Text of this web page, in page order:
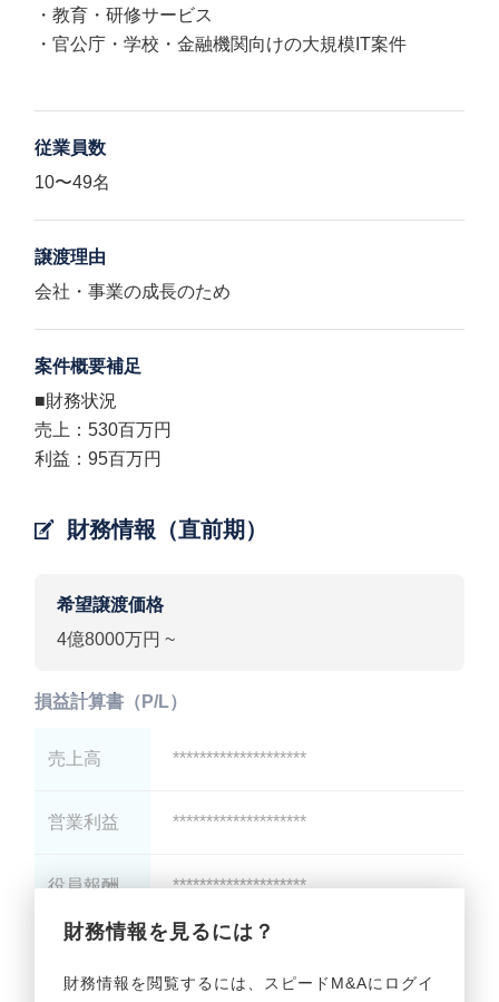
・教育・研修サービス
・官公庁・学校・金融機関向けの大規模IT案件
従業員数
10〜49名
譲渡理由
会社・事業の成長のため
案件概要補足
■財務状況
売上：530百万円
利益：95百万円
財務情報（直前期）
希望譲渡価格
4億8000万円 ~
財務情報を見るには？
財務情報を閲覧するには、スピードM&Aにログイ
損益計算書（P/L）
売上高 ********************
営業利益 ********************
役員報酬 ********************